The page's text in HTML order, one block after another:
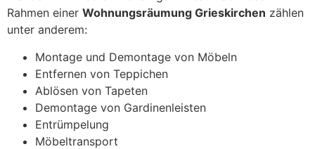
Rahmen einer Wohnungsräumung Grieskirchen zählen
unter anderem:
Montage und Demontage von Möbeln
Entfernen von Teppichen
Ablösen von Tapeten
Demontage von Gardinenleisten
Entrümpelung
Möbeltransport